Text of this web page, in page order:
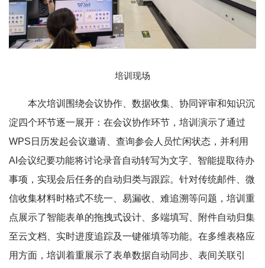
培训现场
本次培训围绕会议协作、数据收集、协同评审和知识沉
淀四个环节逐一展开：在会议协作环节，培训演示了通过
WPS日历发起会议邀请、查询参会人员忙闲状态，并利用
AI会议纪要功能将讨论录音自动转写为文字、智能提取待办
事项，实现会后任务的自动归类与跟踪。针对传统邮件、微
信收集材料时格式不统一、易漏收、难追溯等问题，培训重
点展示了智能表单的拖拽式设计、多端填写、附件自动归集
至云文档、实时进度追踪及一键催填等功能。在多维表格应
用方面，培训着重展示了表单数据自动同步、表间关联引